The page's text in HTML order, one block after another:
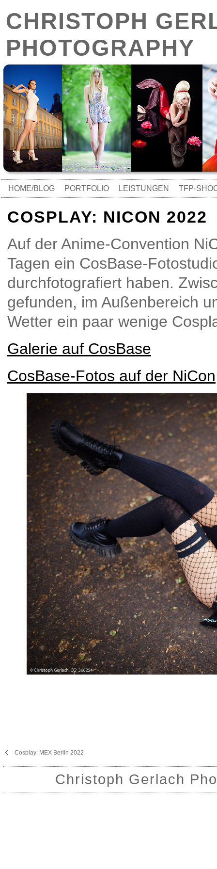
CHRISTOPH
PHOTOGRAPHY
HOME/BLOG PORTFOLIO LEISTUNGEN TFP-
COSPLAY: NICON 2022
Auf der Anime-Convention
Tagen ein CosBase-
durchfotografiert haben.
gefunden, im Außenbereich
Wetter ein paar wenige
Galerie auf CosBase
CosBase-Fotos auf der NiCon
Cosplay: MEX Berlin 2022
Christoph Gerlach